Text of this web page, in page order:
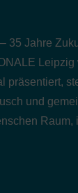
35 Jahre
Leipzig
präsentiert,
und
Raum,